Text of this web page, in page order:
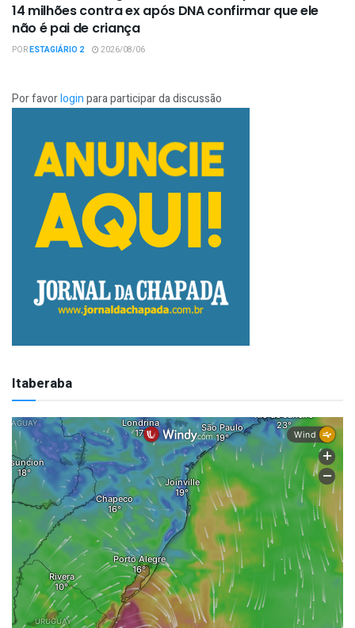
14 milhões contra ex após DNA confirmar que ele
não é pai de criança
PORESTAGIÁRIO 2 2026/08/06
Por favorloginpara participar da discussão
Itaberaba